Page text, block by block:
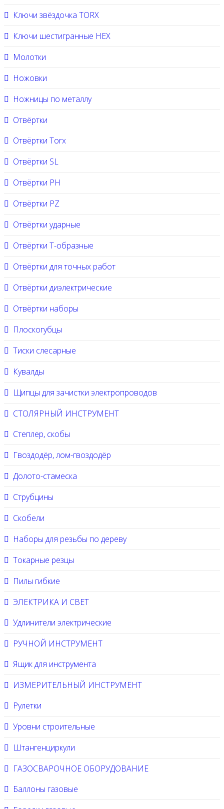
Ключи звёздочка TORX
Ключи шестигранные HEX
Молотки
Ножовки
Ножницы по металлу
Отвёртки
Отвёртки Torx
Отвёртки SL
Отвёртки PH
Отвёртки PZ
Отвёртки ударные
Отвёртки Т-образные
Отвёртки для точных работ
Отвёртки диэлектрические
Отвёртки наборы
Плоскогубцы
Тиски слесарные
Кувалды
Щипцы для зачистки электропроводов
СТОЛЯРНЫЙ ИНСТРУМЕНТ
Степлер, скобы
Гвоздодёр, лом-гвоздодёр
Долото-стамеска
Струбцины
Скобели
Наборы для резьбы по дереву
Токарные резцы
Пилы гибкие
ЭЛЕКТРИКА И СВЕТ
Удлинители электрические
РУЧНОЙ ИНСТРУМЕНТ
Ящик для инструмента
ИЗМЕРИТЕЛЬНЫЙ ИНСТРУМЕНТ
Рулетки
Уровни строительные
Штангенциркули
ГАЗОСВАРОЧНОЕ ОБОРУДОВАНИЕ
Баллоны газовые